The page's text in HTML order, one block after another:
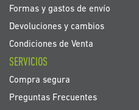
Formas y gastos de envío
Devoluciones y cambios
Condiciones de Venta
SERVICIOS
Compra segura
Preguntas Frecuentes